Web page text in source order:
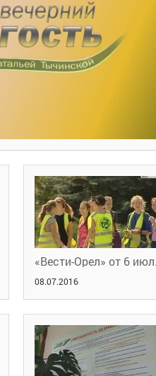
08.07.2016